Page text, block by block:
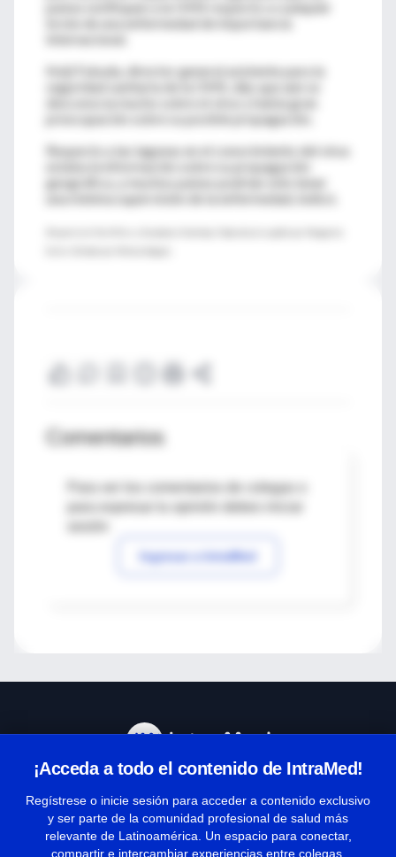
Keiji Fukuda, director general asistente para la
Respecto a las lagunas en el conocimiento del virus
geográfica, y muchos países podrían sólo tener
Comentarios
Para ver los comentarios de colegas o
Ingresar a IntraMed
¡Acceda a todo el contenido de IntraMed!
Regístrese o inicie sesión para acceder a contenido exclusivo
y ser parte de la comunidad profesional de salud más
relevante de Latinoamérica. Un espacio para conectar,
compartir e intercambiar experiencias entre colegas.
Términos y condiciones